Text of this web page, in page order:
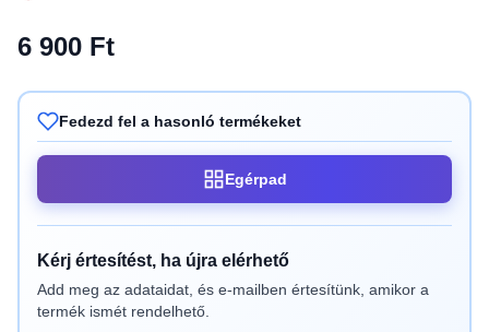
6 900 Ft
Fedezd fel a hasonló termékeket
Egérpad
Kérj értesítést, ha újra elérhető
Add meg az adataidat, és e-mailben értesítünk, amikor a
termék ismét rendelhető.